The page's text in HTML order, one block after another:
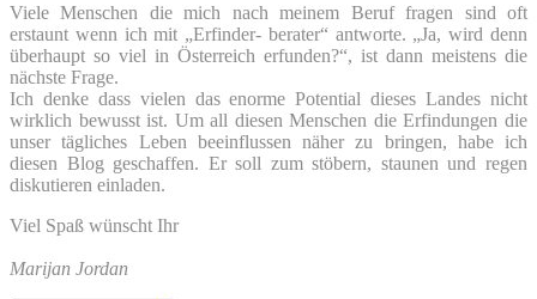
Viele Menschen die mich nach meinem Beruf fragen sind oft
erstaunt wenn ich mit „Erfinder- berater“ antworte. „Ja, wird denn
überhaupt so viel in Österreich erfunden?“, ist dann meistens die
nächste Frage.
Ich denke dass vielen das enorme Potential dieses Landes nicht
wirklich bewusst ist. Um all diesen Menschen die Erfindungen die
unser tägliches Leben beeinflussen näher zu bringen, habe ich
diesen Blog geschaffen. Er soll zum stöbern, staunen und regen
diskutieren einladen.
Viel Spaß wünscht Ihr
Marijan Jordan